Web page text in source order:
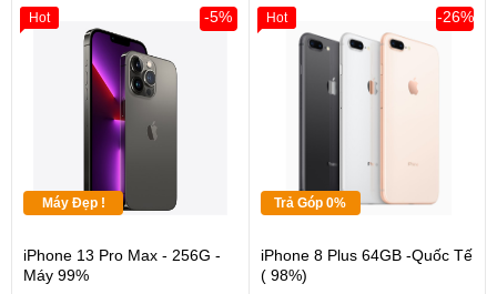
Máy Đẹp !
iPhone 13 Pro Max - 256G -
Máy 99%
-5%
Hot
Trả Góp 0%
iPhone 8 Plus 64GB -Quốc Tế
( 98%)
-26%
Hot